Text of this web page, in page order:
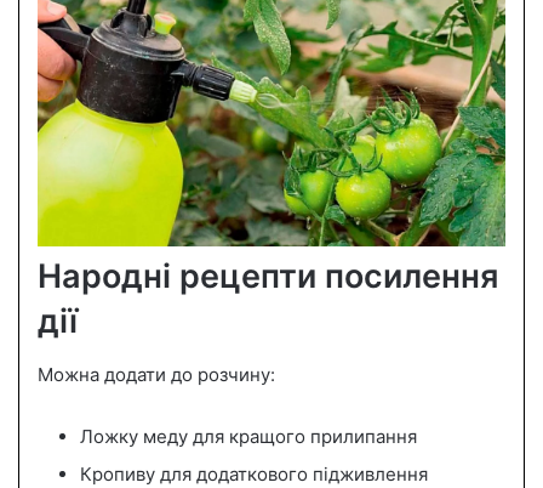
Народні рецепти посилення
дії
Можна додати до розчину:
Ложку меду для кращого прилипання
Кропиву для додаткового підживлення